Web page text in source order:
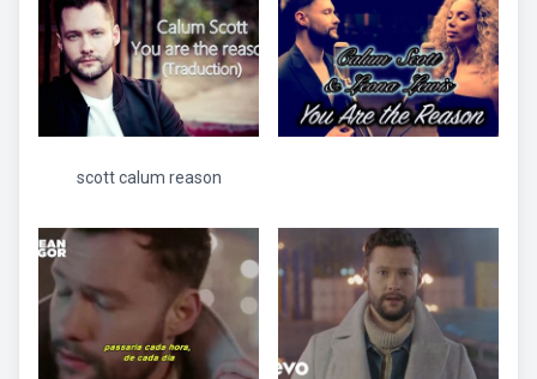
scott calum reason